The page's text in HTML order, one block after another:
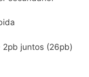
2pb juntos (26pb)